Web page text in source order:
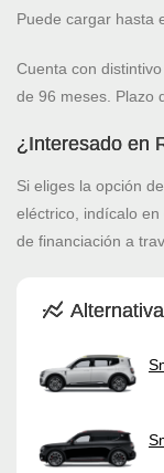
Puede cargar hasta
Cuenta con
de 96 meses. Plazo
¿Interesado en
Si eliges la opción
eléctrico, indícalo
de financiación a